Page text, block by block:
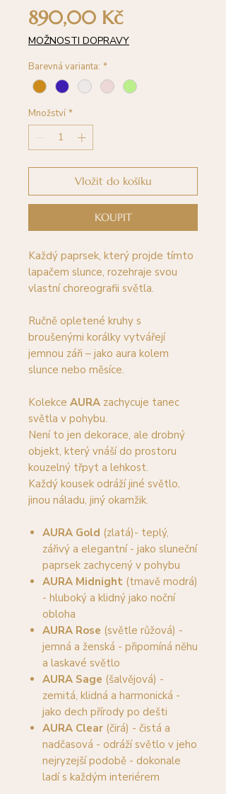
890,00 KčCena
MOŽNOSTI DOPRAVY
Barevná varianta: *
Množství *
Vložit do košíku
KOUPIT
Každý paprsek, který projde tímto
lapačem slunce, rozehraje svou
vlastní choreografii světla.
Ručně opletené kruhy s
broušenými korálky vytvářejí
jemnou záři – jako aura kolem
slunce nebo měsíce.
Kolekce AURA zachycuje tanec
světla v pohybu.
Není to jen dekorace, ale drobný
objekt, který vnáší do prostoru
kouzelný třpyt a lehkost.
Každý kousek odráží jiné světlo,
jinou náladu, jiný okamžik.
AURA Gold (zlatá)- teplý,
zářivý a elegantní - jako sluneční
paprsek zachycený v pohybu
AURA Midnight (tmavě modrá)
- hluboký a klidný jako noční
obloha
AURA Rose (světle růžová) -
jemná a ženská - připomíná něhu
a laskavé světlo
AURA Sage (šalvějová) -
zemitá, klidná a harmonická -
jako dech přírody po dešti
AURA Clear (čirá) - čistá a
nadčasová - odráží světlo v jeho
nejryzejší podobě - dokonale
ladí s každým interiérem